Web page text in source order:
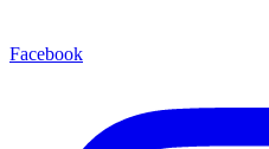
Facebook